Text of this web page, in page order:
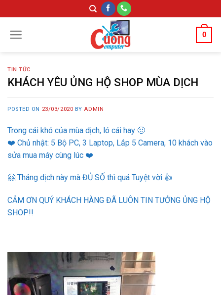
to
content
0
TIN TỨC
KHÁCH YÊU ỦNG HỘ SHOP MÙA DỊCH
POSTED ON 23/03/2020 BY ADMIN
Trong cái khó của mùa dịch, ló cái hay 🙂
❤️ Chủ nhật: 5 Bộ PC, 3 Laptop, Lắp 5 Camera, 10 khách vào
sửa mua máy cùng lúc ❤️
🤗 Tháng dịch này mà ĐỦ SỐ thì quá Tuyệt vời 👍
CẢM ƠN QUÝ KHÁCH HÀNG ĐÃ LUÔN TIN TƯỞNG ỦNG HỘ
SHOP!!